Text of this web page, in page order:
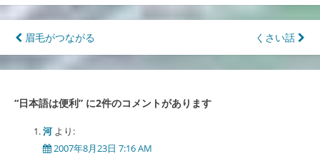
投
稿
ビ
ゲ
眉毛がつながる くさい話
“日本語は便利” に2件のコメントがあります
河 より:
2007年8月23日 7:16 AM